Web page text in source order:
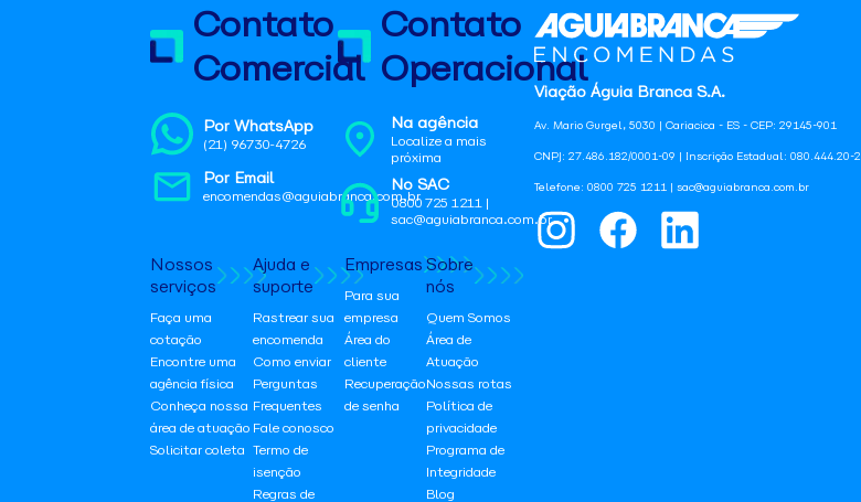
Viação Águia Branca S.A.
Av. Mario Gurgel, 5030 | Cariacica - ES - CEP: 29145-901
CNPJ: 27.486.182/0001-09 | Inscrição Estadual: 080.444.20-2
Telefone: 0800 725 1211 | sac@aguiabranca.com.br
Contato
Comercial
Por WhatsApp
(21) 96730-4726
Por Email
encomendas@aguiabranca.com.br
Contato
Operacional
Na agência
Localize a mais
próxima
No SAC
0800 725 1211 |
sac@aguiabranca.com.br
Nossos
serviços
Faça uma
cotação
Encontre uma
agência física
Conheça nossa
área de atuação
Solicitar coleta
Ajuda e
suporte
Rastrear sua
encomenda
Como enviar
Perguntas
Frequentes
Fale conosco
Termo de
isenção
Regras de
Empresas
Para sua
empresa
Área do
cliente
Recuperação
de senha
Sobre
nós
Quem Somos
Área de
Atuação
Nossas rotas
Política de
privacidade
Programa de
Integridade
Blog